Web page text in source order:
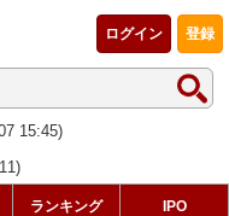
登録
ログイン
15:45)
ランキング IPO